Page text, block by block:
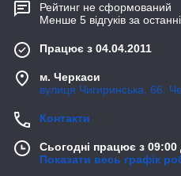
Рейтинг не сформований
Менше 5 відгуків за
Працює з 04.04.2011
м. Черкаси
вулиця Чигиринська, 66,
Контакти
Сьогодні працює з 09:00
Показати весь графік